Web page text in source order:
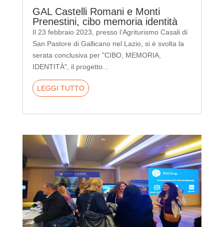
GAL Castelli Romani e Monti
Prenestini, cibo memoria identità
Il 23 febbraio 2023, presso l’Agriturismo Casali di
San Pastore di Gallicano nel Lazio, si è svolta la
serata conclusiva per "CIBO, MEMORIA,
IDENTITÀ", il progetto...
LEGGI TUTTO